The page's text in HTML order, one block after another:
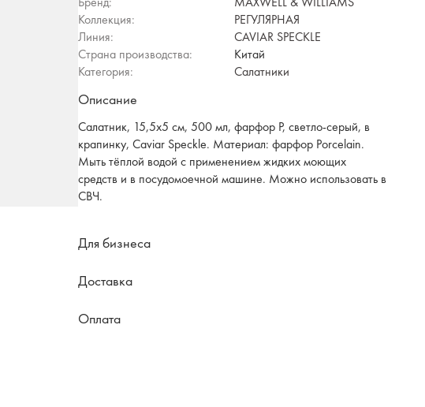
Коллекция:
РЕГУЛЯРНАЯ
Линия:
CAVIAR SPECKLE
Страна производства:
Китай
Категория:
Салатники
Описание
Салатник, 15,5х5 см, 500 мл, фарфор P, светло-серый, в
крапинку, Caviar Speckle. Материал: фарфор Рorcelain.
Мыть тёплой водой с применением жидких моющих
средств и в посудомоечной машине. Можно использовать в
СВЧ.
Для бизнеса
Доставка
Оплата